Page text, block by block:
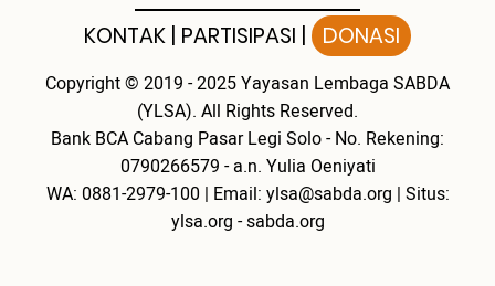
KONTAK | PARTISIPASI | DONASI
Copyright© 2019 - 2025Yayasan Lembaga SABDA
(YLSA). All Rights Reserved.
Bank BCA Cabang Pasar Legi Solo - No. Rekening:
0790266579 - a.n. Yulia Oeniyati
WA: 0881-2979-100 | Email: ylsa@sabda.org | Situs:
ylsa.org -sabda.org